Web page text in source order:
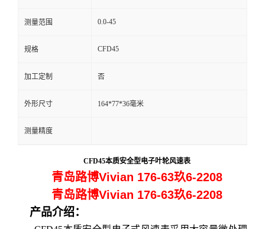
言
测量范围 0.0-45
规格 CFD45
加工定制 否
外形尺寸 164*77*36毫米
测量精度
CFD45本质安全型电子叶轮风速表
青岛路博Vivian 176-63玖6-2208
青岛路博Vivian 176-63玖6-2208
产品介绍：